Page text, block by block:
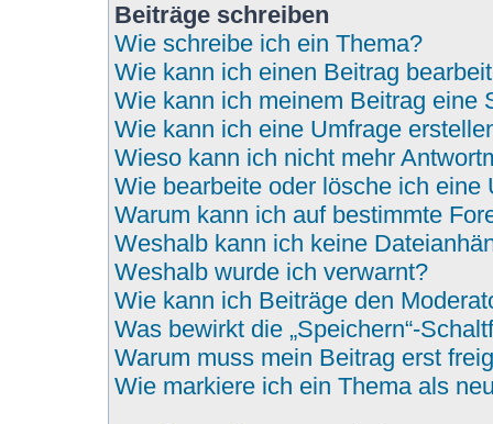
Beiträge schreiben
Wie schreibe ich ein Thema?
Wie kann ich einen Beitrag
Wie kann ich meinem Beitrag eine
Wie kann ich eine Umfrage
Wieso kann ich nicht mehr
Wie bearbeite oder lösche ich eine
Warum kann ich auf bestimmte
Weshalb kann ich keine
Weshalb wurde ich verwarnt?
Wie kann ich Beiträge den
Was bewirkt die „Speichern“-
Warum muss mein Beitrag erst
Wie markiere ich ein Thema als